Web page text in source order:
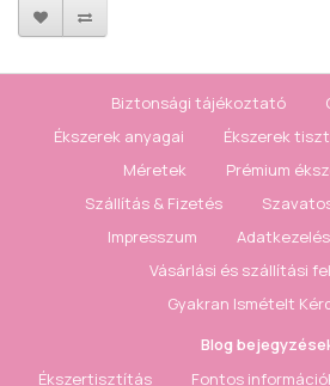
Biztonsági tájékoztató
Ékszerek anyagai
Ékszerek
Méretek
Prémium
Szállítás & Fizetés
Impresszum
Vásárlási és szállítási
Gyakran Ismételt
Blog
Ékszertisztítás
Fontos